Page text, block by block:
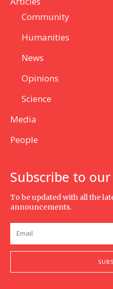
Community
Humanities
News
Opinions
Science
Media
People
Subscribe to
To be updated with all the
announcements.